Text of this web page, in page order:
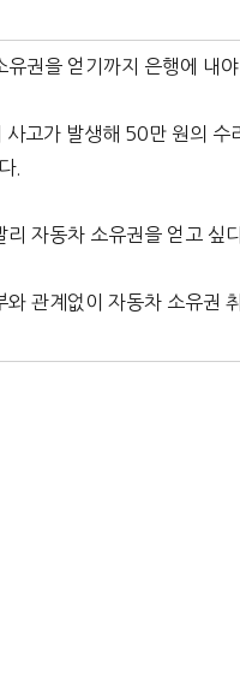
유권을 얻기까지 은행에 내
사고가 발생해 50만 원의
.
리 자동차 소유권을 얻고 싶
와 관계없이 자동차 소유권